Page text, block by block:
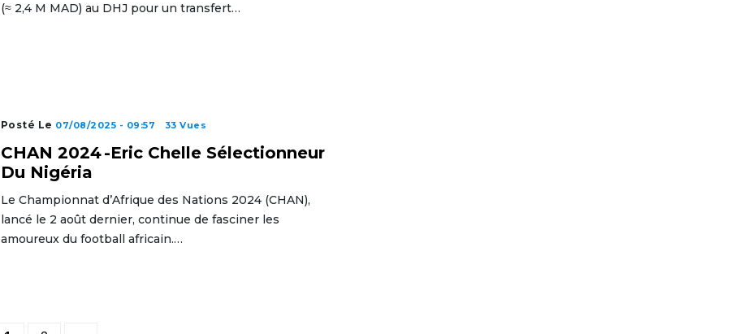
(≈ 2,4 M MAD) au DHJ pour un transfert…
Posté Le 07/08/2025 - 09:57 33 Vues
CHAN 2024 -Eric Chelle Sélectionneur
Du Nigéria
Le Championnat d’Afrique des Nations 2024 (CHAN),
lancé le 2 août dernier, continue de fasciner les
amoureux du football africain.…